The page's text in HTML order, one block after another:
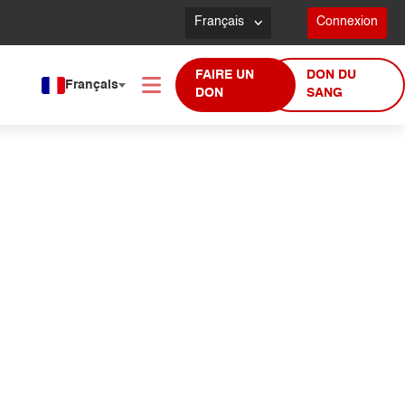
Français Connexion
Français
FAIRE UN
DON
DON DU
SANG